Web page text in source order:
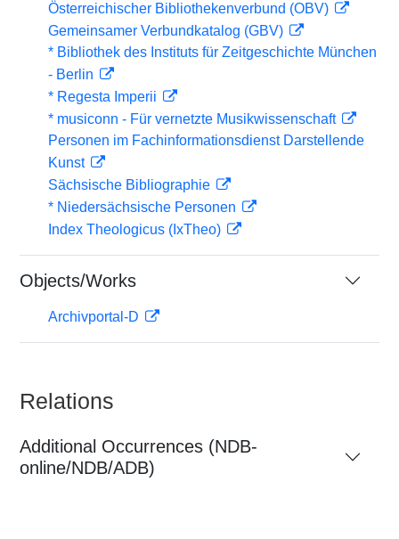
Österreichischer Bibliothekenverbund (OBV)
Gemeinsamer Verbundkatalog (GBV)
* Bibliothek des Instituts für Zeitgeschichte München
- Berlin
* Regesta Imperii
* musiconn - Für vernetzte Musikwissenschaft
Personen im Fachinformationsdienst Darstellende
Kunst
Sächsische Bibliographie
* Niedersächsische Personen
Index Theologicus (IxTheo)
Objects/Works
Archivportal-D
Relations
Additional Occurrences (NDB-
online/NDB/ADB)